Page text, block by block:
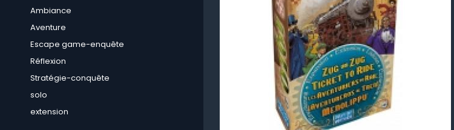
Ambiance
Aventure
Escape game-enquête
Réflexion
Stratégie-conquête
solo
extension